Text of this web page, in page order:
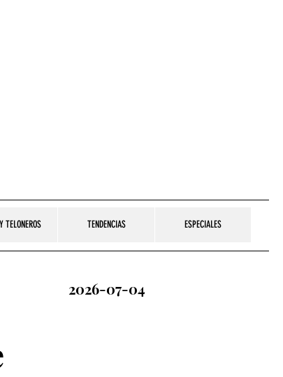
TELONEROS TENDENCIAS ESPECIALES
2026-07-04